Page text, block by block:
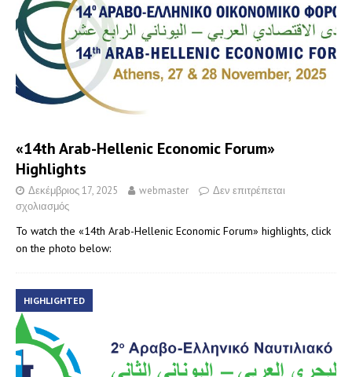
«14th Arab-Hellenic Economic Forum»
Highlights
Δεκέμβριος 17, 2025 webmaster
Δεν επιτρέπεται
σχολιασμός
To watch the «14th Arab-Hellenic Economic Forum» highlights, click
on the photo below:
HIGHLIGHTED